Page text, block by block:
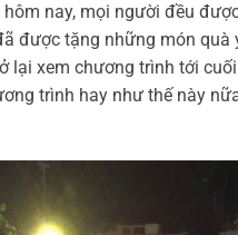
nay, mọi người đều
được tặng những món quà
lại xem chương trình tới
trình hay như thế này